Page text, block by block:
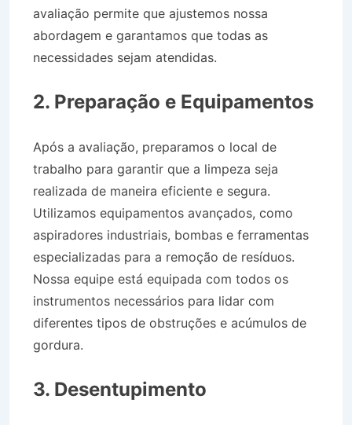
avaliação permite que ajustemos nossa
abordagem e garantamos que todas as
necessidades sejam atendidas.
2. Preparação e Equipamentos
Após a avaliação, preparamos o local de
trabalho para garantir que a limpeza seja
realizada de maneira eficiente e segura.
Utilizamos equipamentos avançados, como
aspiradores industriais, bombas e ferramentas
especializadas para a remoção de resíduos.
Nossa equipe está equipada com todos os
instrumentos necessários para lidar com
diferentes tipos de obstruções e acúmulos de
gordura.
3. Desentupimento